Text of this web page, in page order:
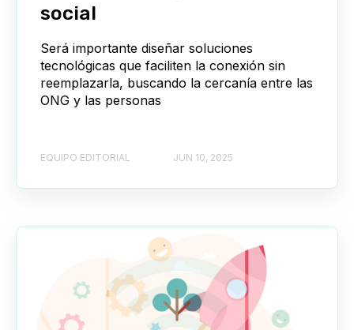
social
Será importante diseñar soluciones
tecnológicas que faciliten la conexión sin
reemplazarla, buscando la cercanía entre las
ONG y las personas
EQUIPO EDITORIAL JUN 10, 2025